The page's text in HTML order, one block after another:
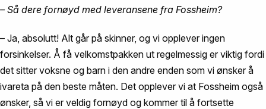
– Så dere fornøyd med leveransene fra Fossheim?
– Ja, absolutt! Alt går på skinner, og vi opplever ingen
forsinkelser. Å få velkomstpakken ut regelmessig er viktig fordi
det sitter voksne og barn i den andre enden som vi ønsker å
ivareta på den beste måten. Det opplever vi at Fossheim også
ønsker, så vi er veldig fornøyd og kommer til å fortsette